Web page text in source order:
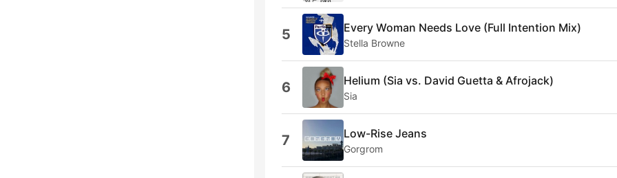
5 Every Woman Needs Love (Full Intention Mix)
Stella Browne
6 Helium (Sia vs. David Guetta & Afrojack)
Sia
7 Low-Rise Jeans
Gorgrom